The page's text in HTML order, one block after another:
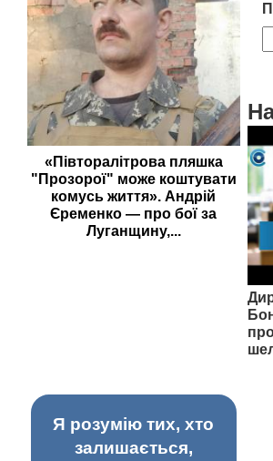
«Півторалітрова пляшка
"Прозорої" може коштувати
комусь життя». Андрій
Єременко — про бої за
Луганщину,...
Я розумію тих, хто
залишається,